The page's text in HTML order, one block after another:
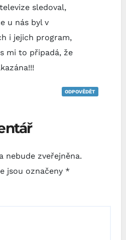
sledoval,
u nás byl v
i jejich program,
mi to připadá, že
ODPOVĚDĚT
nebude zveřejněna.
jsou označeny *